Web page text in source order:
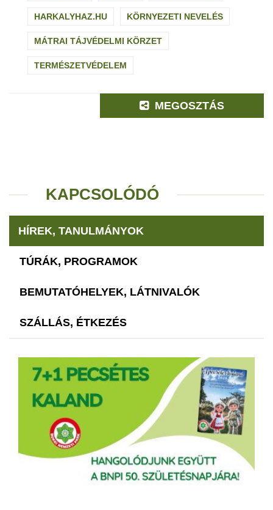
HARKALYHAZ.HU KÖRNYEZETI NEVELÉS
MÁTRAI TÁJVÉDELMI KÖRZET
TERMÉSZETVÉDELEM
MEGOSZTÁS
KAPCSOLÓDÓ
HÍREK, TANULMÁNYOK
TÚRÁK, PROGRAMOK
BEMUTATÓHELYEK, LÁTNIVALÓK
SZÁLLÁS, ÉTKEZÉS